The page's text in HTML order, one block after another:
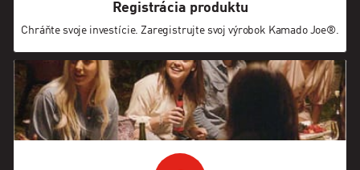
Registrácia produktu
Chráňte svoje investície. Zaregistrujte svoj výrobok Kamado Joe®.